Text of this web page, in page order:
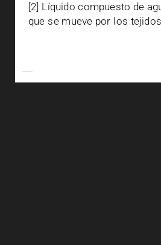
[2] Líquido compuesto de
que se mueve por los